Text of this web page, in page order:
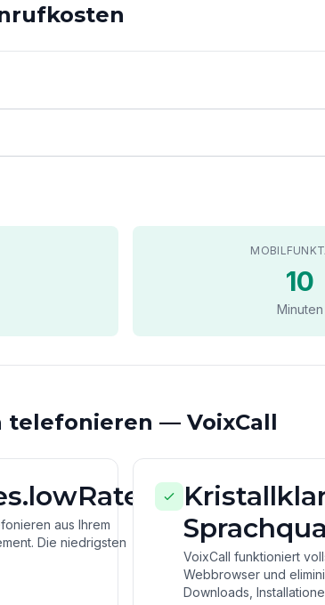
10
Minuten
telefonieren — VoixCall
aus Ihrem
Die niedrigsten
VoixCall funktioniert
Webbrowser und
Downloads,